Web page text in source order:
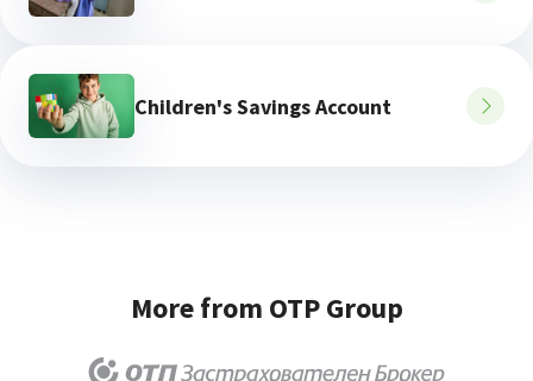
Children's Savings Account
More from OTP Group